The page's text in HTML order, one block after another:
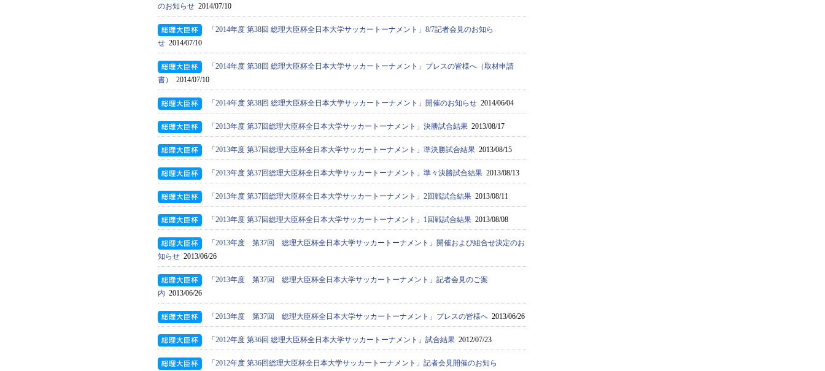
のお知らせ 2014/07/10
「2014年度 第38回 総理大臣杯全日本大学サッカートーナメント」8/7記者会見のお知ら
せ 2014/07/10
「2014年度 第38回 総理大臣杯全日本大学サッカートーナメント」プレスの皆様へ（取材申請
書）
2014/07/10
「2014年度 第38回 総理大臣杯全日本大学サッカートーナメント」開催のお知らせ 2014/06/04
「2013年度 第37回総理大臣杯全日本大学サッカートーナメント」決勝試合結果 2013/08/17
「2013年度 第37回総理大臣杯全日本大学サッカートーナメント」準決勝試合結果 2013/08/15
「2013年度 第37回総理大臣杯全日本大学サッカートーナメント」準々決勝試合結果 2013/08/13
「2013年度 第37回総理大臣杯全日本大学サッカートーナメント」2回戦試合結果 2013/08/11
「2013年度 第37回総理大臣杯全日本大学サッカートーナメント」1回戦試合結果 2013/08/08
「2013年度 第37回 総理大臣杯全日本大学サッカートーナメント」開催および組合せ決定のお
知らせ 2013/06/26
「2013年度 第37回 総理大臣杯全日本大学サッカートーナメント」記者会見のご案
内 2013/06/26
「2013年度 第37回 総理大臣杯全日本大学サッカートーナメント」プレスの皆様へ 2013/06/26
「2012年度 第36回 総理大臣杯全日本大学サッカートーナメント」試合結果 2012/07/23
「2012年度 第36回総理大臣杯全日本大学サッカートーナメント」記者会見開催のお知ら